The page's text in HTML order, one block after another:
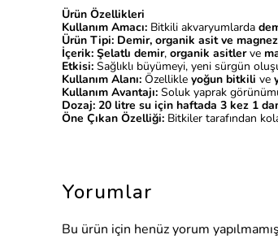
Ürün Özellikleri
Kullanım Amacı: Bitkili akvaryumlarda
Ürün Tipi: Demir, organik asit ve
İçerik: Şelatlı demir, organik asitlerve
Etkisi: Sağlıklı büyümeyi, yeni sürgün
Kullanım Alanı: Özellikle yoğun bitkili ve
Kullanım Avantajı: Soluk yaprak
Dozaj: 20 litre su için haftada 3 kez 1
Öne Çıkan Özelliği: Bitkiler tarafından
Yorumlar
Bu ürün için henüz yorum